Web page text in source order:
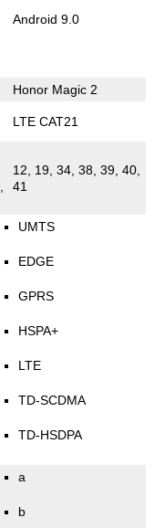
Android 9.0
Honor Magic 2
LTE CAT21
12, 19, 34, 38, 39, 40,
41
UMTS
EDGE
GPRS
HSPA+
LTE
TD-SCDMA
TD-HSDPA
a
b